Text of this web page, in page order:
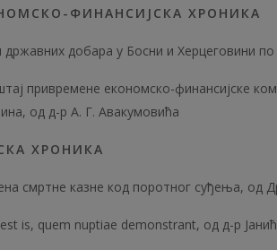
ФИНАНСИЈСКА ХРОНИКА
државних добара у Босни и Херцеговини
привремене економско-финансијске
од д-р А. Г. Авакумовића
ХРОНИКА
смртне казне код поротног суђења, од
is, quem nuptiae demonstrant, од д-р